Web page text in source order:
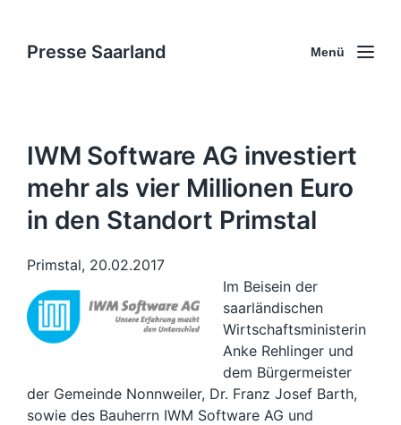
Presse Saarland Menü
IWM Software AG investiert
mehr als vier Millionen Euro
in den Standort Primstal
Primstal, 20.02.2017
Im Beisein der
saarländischen
Wirtschaftsministerin
Anke Rehlinger und
dem Bürgermeister
der Gemeinde Nonnweiler, Dr. Franz Josef Barth,
sowie des Bauherrn IWM Software AG und